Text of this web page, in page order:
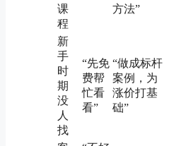
课
程
方法”
新
手
时
期
没
人
找
“先免
费帮
忙看
看”
“做成标杆
案例，为
涨价打基
础”